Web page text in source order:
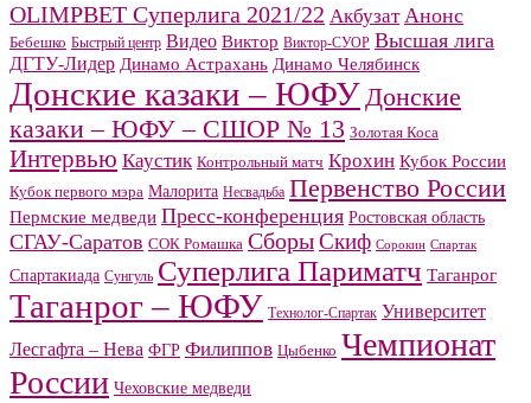
OLIMPBET Суперлига 2021/22 Акбузат Анонс
Бебешко Быстрый центр Видео Виктор Виктор-СУОР Высшая лига
ДГТУ-Лидер Динамо Астрахань Динамо Челябинск
Донские казаки – ЮФУДонские
казаки – ЮФУ – СШОР № 13 Золотая Коса
Интервью Каустик Контрольный матч Крохин Кубок России
Кубок первого мэра Малорита Несвадьба Первенство России
Пермские медведи Пресс-конференция Ростовская область
СГАУ-Саратов СОК Ромашка СборыСкиф Сорокин Спартак
Спартакиада Сунгуль Суперлига Париматч Таганрог
Таганрог – ЮФУ Технолог-Спартак Университет
Лесгафта – Нева ФГР Филиппов Цыбенко Чемпионат
России Чеховские медведи